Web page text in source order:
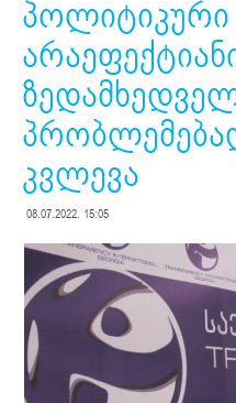
კვლევა
08.07.2022. 15:05